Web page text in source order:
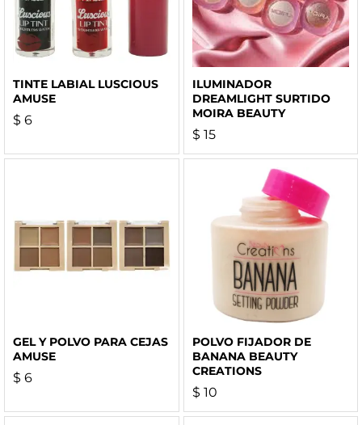
TINTE LABIAL LUSCIOUS
AMUSE
$ 6
ILUMINADOR
DREAMLIGHT SURTIDO
MOIRA BEAUTY
$ 15
GEL Y POLVO PARA CEJAS
AMUSE
$ 6
POLVO FIJADOR DE
BANANA BEAUTY
CREATIONS
$ 10